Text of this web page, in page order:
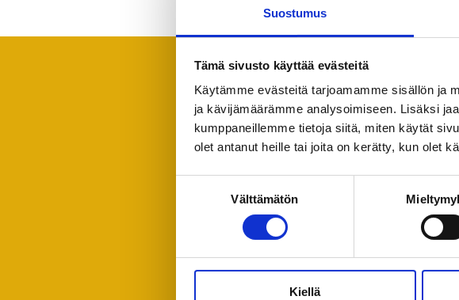
Suostumus
Tämä sivusto käyttää evästeitä
Käytämme evästeitä tarjoamamme sisällön ja
ja kävijämäärämme analysoimiseen. Lisäksi
kumppaneillemme tietoja siitä, miten käytät
olet antanut heille tai joita on kerätty, kun olet
Välttämätön
Kiellä